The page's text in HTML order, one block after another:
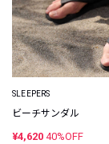
SLEEPERS
ビーチサンダル
¥4,620 40%OFF